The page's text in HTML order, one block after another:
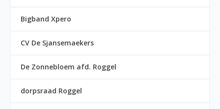
Bigband Xpero
CV De Sjansemaekers
De Zonnebloem afd. Roggel
dorpsraad Roggel